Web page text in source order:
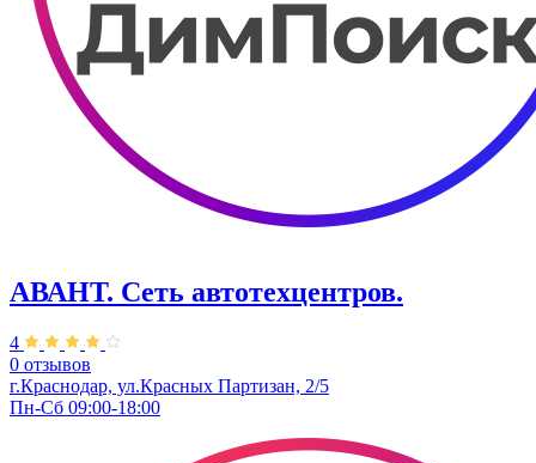
АВАНТ. ​Сеть автотехцентров.
4
0 отзывов
г.Краснодар, ул.Красных Партизан, 2/5
Пн-Сб 09:00-18:00